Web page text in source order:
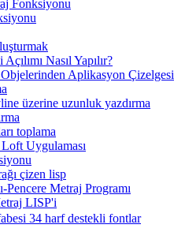
Fonksiyonu
Nasıl Yapılır?
Aplikasyon Çizelgesi
üzerine uzunluk yazdırma
toplama
Uygulaması
çizen lisp
Metraj Programı
LISP'i
34 harf destekli fontlar